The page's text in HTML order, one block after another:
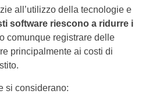
all’utilizzo della tecnologie e
software riescono a ridurre i
comunque registrare delle
principalmente ai costi di
si considerano: